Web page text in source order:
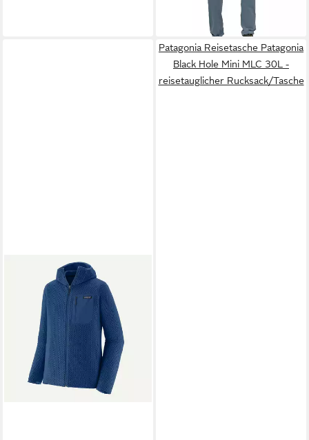
lieferbar - in 4-5 Werktagen bei dir
Patagonia Reisetasche Patagonia
Black Hole Mini MLC 30L -
reisetauglicher Rucksack/Tasche